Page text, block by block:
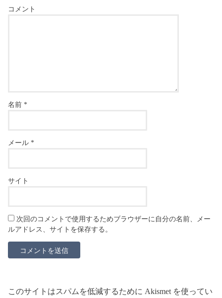
コメント
名前 *
メール *
サイト
次回のコメントで使用するためブラウザーに自分の名前、メー
ルアドレス、サイトを保存する。
このサイトはスパムを低減するために Akismet を使ってい